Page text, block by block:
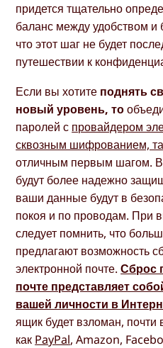
придется тщательно
баланс между удобством и
что этот шаг не будет
путешествии к
Если вы хотите поднять
новый уровень, то
паролей с провайдером
сквозным шифрованием,
отличным первым шагом.
будут более надежно
ваши данные будут в
покоя и по проводам. При
следует помнить, что
предлагают возможность
электронной почте.Сброс
почте представляет
вашей личности в
ящик будет взломан, почти
как PayPal, Amazon,